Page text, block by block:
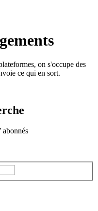
on s'occupe des
ce qui en sort.
abonnés